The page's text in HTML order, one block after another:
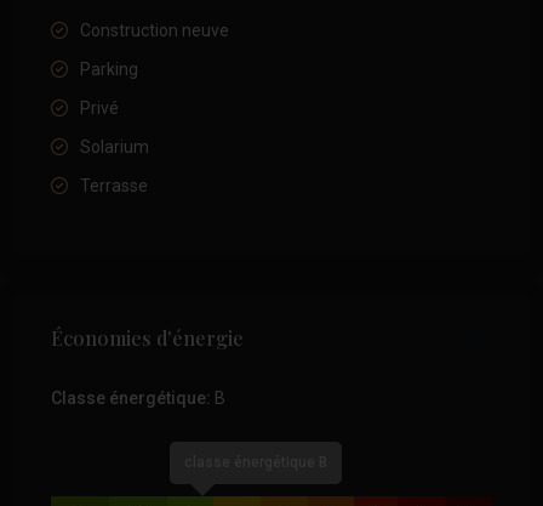
Construction neuve
Parking
Privé
Solarium
Terrasse
Économies d'énergie
Classe énergétique: B